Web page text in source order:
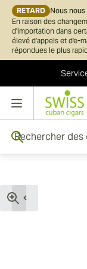
RETARD Nous
En raison des
d'importation dans
élevé d'appels et d'e-
répondues le plus
Skip to Content